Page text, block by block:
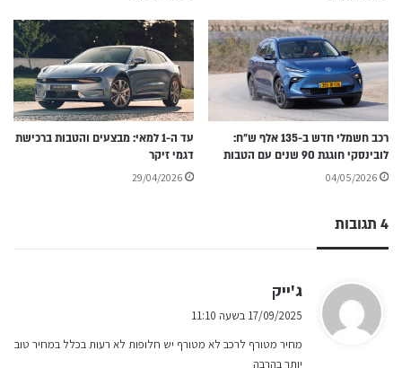
רכב חשמלי חדש ב-135 אלף ש״ח:
לובינסקי חוגגת 90 שנים עם הטבות
04/05/2026
עד ה-1 למאי: מבצעים והטבות ברכישת
דגמי זיקר
29/04/2026
4 תגובות
ג'ייק
ב
17/09/2025 בשעה 11:10
מחיר מטורף לרכב לא מטורף יש חלופות לא רעות בכלל במחיר טוב
יותר בהרבה